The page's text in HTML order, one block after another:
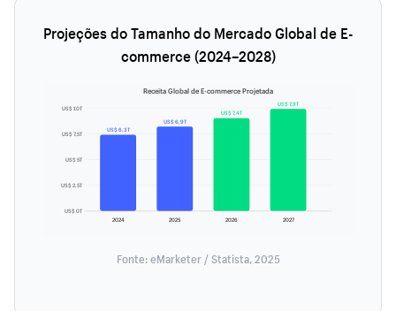
Projeções do Tamanho do Mercado Global de E-
commerce (2024–2028)
US$ 0T
US$ 2,5T
US$ 5T
US$ 7,5T
US$ 10T
2024
US$ 6,3T
2025
US$ 6,9T
2026
US$ 7,4T
2027
US$ 7,9T
Receita Global de E-commerce Projetada
Fonte: eMarketer / Statista, 2025